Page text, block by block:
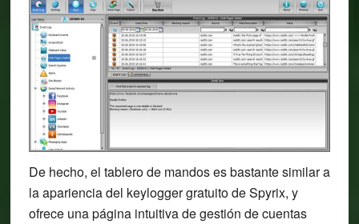
De hecho, el tablero de mandos es bastante similar a
la apariencia del keylogger gratuito de Spyrix, y
ofrece una página intuitiva de gestión de cuentas